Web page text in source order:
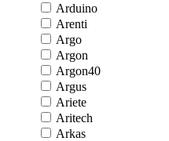
Arduino
Arenti
Argo
Argon
Argon40
Argus
Ariete
Aritech
Arkas